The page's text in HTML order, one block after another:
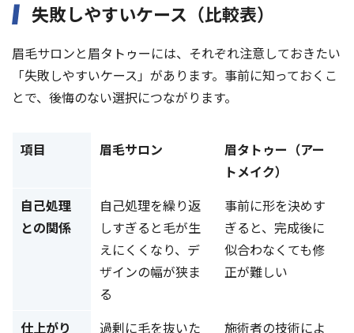
失敗しやすいケース（比較表）
眉毛サロンと眉タトゥーには、それぞれ注意しておきたい
「失敗しやすいケース」があります。事前に知っておくこ
とで、後悔のない選択につながります。
項目 眉毛サロン
眉タトゥー（アー
トメイク）
自己処理
との関係
自己処理を繰り返
しすぎると毛が生
えにくくなり、デ
ザインの幅が狭ま
る
事前に形を決めす
ぎると、完成後に
似合わなくても修
正が難しい
仕上がり
過剰に毛を抜いた
施術者の技術によ